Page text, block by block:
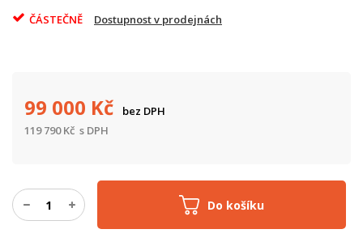
ČÁSTEČNĚ Dostupnost v prodejnách
Do košíku
99 000 Kč
bez DPH
119 790Kč s DPH